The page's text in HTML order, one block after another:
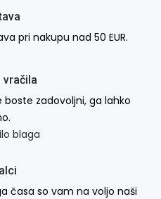
pri nakupu nad 50 EUR.
vračila
boste zadovoljni, ga lahko
blaga
časa so vam na voljo naši